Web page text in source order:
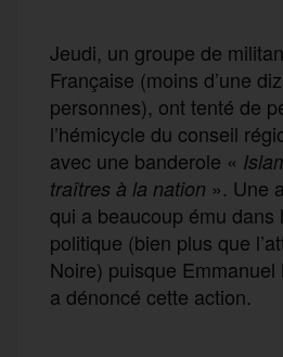
Jeudi, un groupe de
Française (moins d’une
personnes), ont tenté de
l’hémicycle du conseil
avec une banderole «
traîtres à la nation ». Une
qui a beaucoup ému dans
politique (bien plus que
Noire) puisque
a dénoncé cette action.